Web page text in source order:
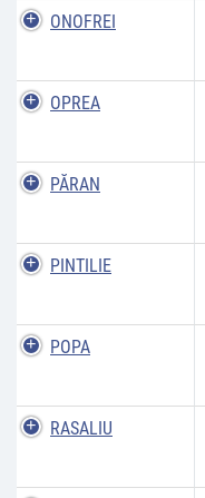
ONOFREI
OPREA
PĂRAN
PINTILIE
POPA
RASALIU